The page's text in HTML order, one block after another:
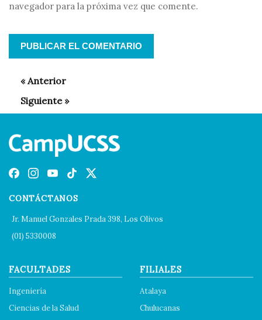
navegador para la próxima vez que comente.
CONTÁCTANOS
Jr. Manuel Gonzales Prada 398, Los Olivos
(01) 5330008
FACULTADES
Ingeniería
Ciencias de la Salud
FILIALES
Atalaya
Chulucanas